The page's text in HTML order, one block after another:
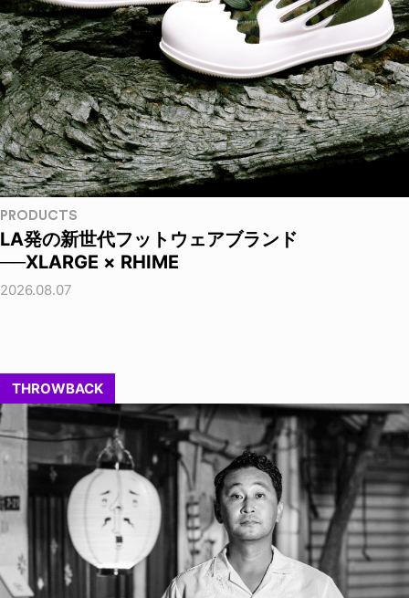
PRODUCTS
LA発の新世代フットウェアブランド
──XLARGE × RHIME
2026.08.07
THROWBACK